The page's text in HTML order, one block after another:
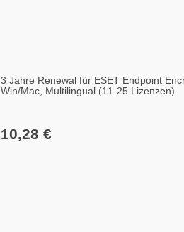
3 Jahre Renewal für ESET Endpoint
Win/Mac, Multilingual (11-25 Lizenzen)
10,28 €